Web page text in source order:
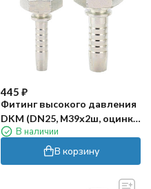
445 ₽
Фитинг высокого давления
DKM (DN25, М39х2ш, оцинк)
RobinВ наличии
В корзину